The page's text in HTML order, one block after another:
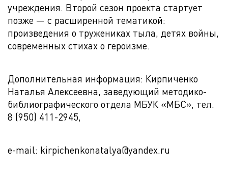
учреждения. Второй сезон проекта стартует
позже — с расширенной тематикой:
произведения о тружениках тыла, детях войны,
современных стихах о героизме.
Дополнительная информация: Кирпиченко
Наталья Алексеевна, заведующий методико-
библиографического отдела МБУК «МБС», тел.
8 (950) 411-2945,
e-mail: kirpichenkonatalya@yandex.ru